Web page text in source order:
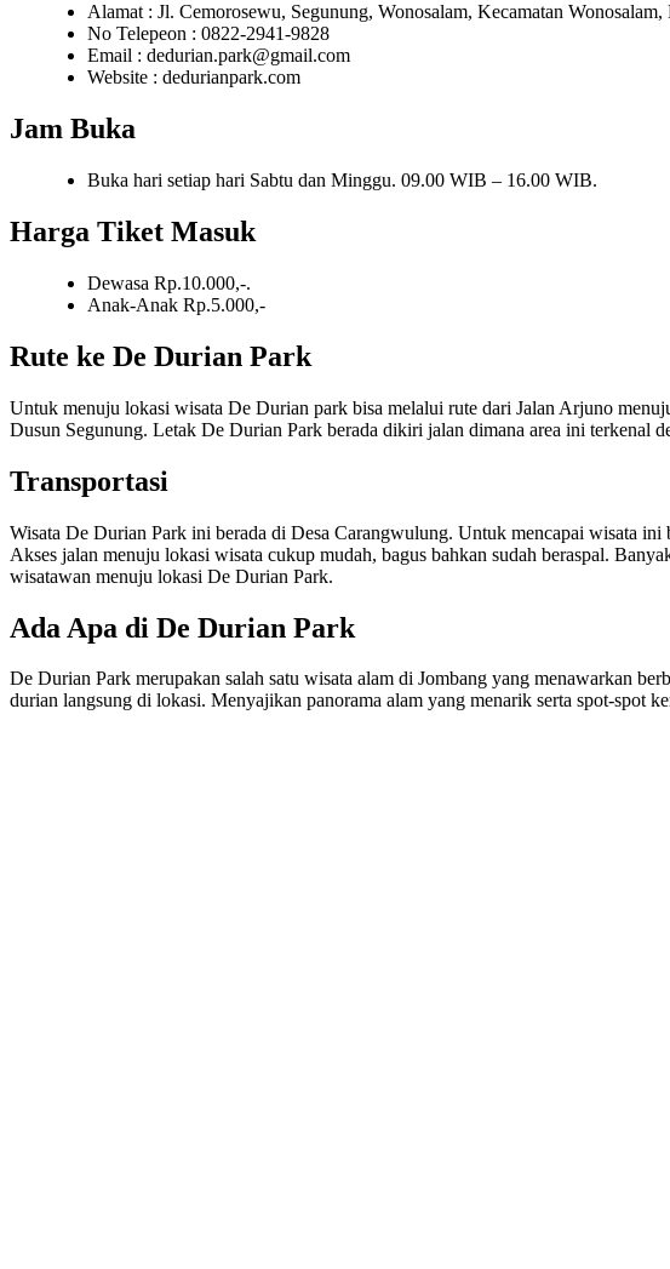
Alamat : Jl. Cemorosewu, Segunung, Wonosalam, Kecamatan
No Telepeon : 0822-2941-9828
Email : dedurian.park@gmail.com
Website : dedurianpark.com
Jam Buka
Buka hari setiap hari Sabtu dan Minggu. 09.00 WIB – 16.00 WIB.
Harga Tiket Masuk
Dewasa Rp.10.000,-.
Anak-Anak Rp.5.000,-
Rute ke De Durian Park
Untuk menuju lokasi wisata De Durian park bisa melalui rute dari Jalan Arjuno
Dusun Segunung. Letak De Durian Park berada dikiri jalan dimana area ini terkenal
Transportasi
Wisata De Durian Park ini berada di Desa Carangwulung. Untuk mencapai wisata
Akses jalan menuju lokasi wisata cukup mudah, bagus bahkan sudah beraspal.
wisatawan menuju lokasi De Durian Park.
Ada Apa di De Durian Park
De Durian Park merupakan salah satu wisata alam di Jombang yang menawarkan
durian langsung di lokasi. Menyajikan panorama alam yang menarik serta spot-spot